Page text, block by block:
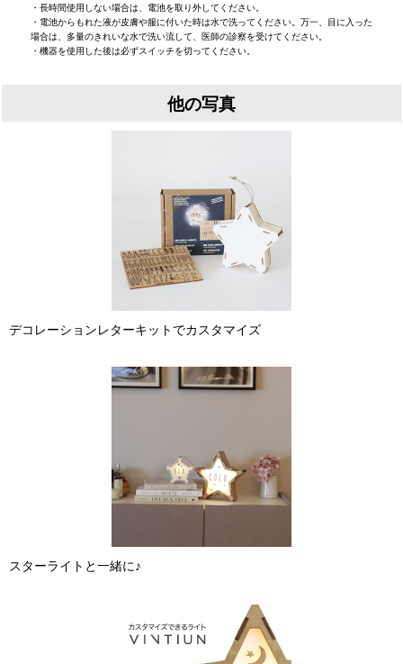
・長時間使用しない場合は、電池を取り外してください。
・電池からもれた液が皮膚や服に付いた時は水で洗ってください。万一、目に入った
場合は、多量のきれいな水で洗い流して、医師の診察を受けてください。
・機器を使用した後は必ずスイッチを切ってください。
他の写真
デコレーションレターキットでカスタマイズ
スターライトと一緒に♪